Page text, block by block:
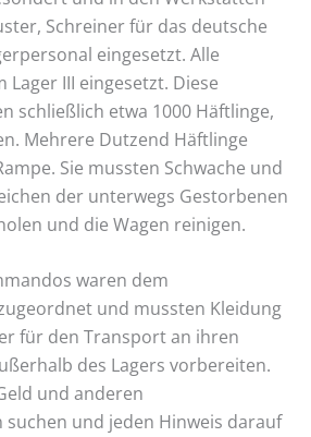
Schreiner für das deutsche
eingesetzt. Alle
III eingesetzt. Diese
schließlich etwa 1000 Häftlinge,
Mehrere Dutzend Häftlinge
Sie mussten Schwache und
der unterwegs Gestorbenen
und die Wagen reinigen.
waren dem
und mussten Kleidung
für den Transport an ihren
des Lagers vorbereiten.
und anderen
und jeden Hinweis darauf